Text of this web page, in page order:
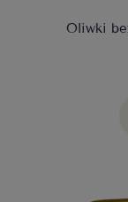
Oliwki